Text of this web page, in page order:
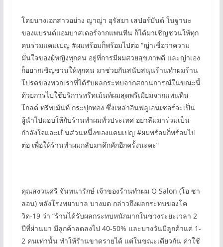
โดยนางเอกสาวอย่าง ญาญ่า อุรัสยา เสปอร์บันด์ ในฐานะ
ของแบรนด์แอมบาสเดอร์จากแพนทีน ก็ได้มาเชิญชวนให้ทุก
คนร่วมแคมเปญ #ผมพร้อมก็พร้อมไปต่อ “ญ่าเชื่อว่าความ
มั่นใจของผู้หญิงทุกคน อยู่ที่การมีผมสวยสุขภาพดี และญ่าเอง
ก็อยากเชิญชวนให้ทุกคน มาช่วยกันสนับสนุนร้านทำผมร้าน
โปรดของพวกเราที่ได้รับผลกระทบจากสถานการณ์ในขณะนี้
ด้วยการไปใช้บริการทรีทเม้นท์ผมสุดพรีเมียมจากแพนทีน
โกลด์ ทรีทเม้นท์ กระปุกทอง ซึ่งเหล่าอินฟลูเอนเซอร์จะเป็น
ผู้นำไปมอบให้กับร้านทำผมทั่วประเทศ อย่าลืมมาร่วมเป็น
กำลังใจและเป็นส่วนหนึ่งของแคมเปญ #ผมพร้อมก็พร้อมไป
ต่อ เพื่อให้ร้านทำผมกลับมาคึกคักอีกครั้งนะคะ”
คุณสงวนศรี จันทนารักษ์ เจ้าของร้านทำผม O Salon (โอ ซา
ลอน) หลังโรงพยาบาล บางมด กล่าวถึงผลกระทบของโค
วิด-19 ว่า “ร้านได้รับผลกระทบหนักมากในช่วงระยะเวลา 2
ปีที่ผ่านมา มีลูกค้าลดลงไป 40-50% และบางวันมีลูกค้าแค่ 1-
2 คนเท่านั้น ทำให้ร้านขาดรายได้ แต่ในขณะเดียวกัน ค่าใช้